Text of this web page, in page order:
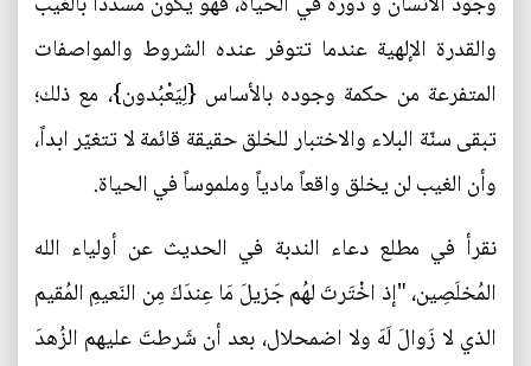
والقدرة الإلهية عندما تتوفر عنده الشروط والمواصفات
المتفرعة من حكمة وجوده بالأساس {لِيَعْبُدون}، مع ذلك؛
تبقى سنّة البلاء والاختبار للخلق حقيقة قائمة لا تتغيّر ابداً،
وأن الغيب لن يخلق واقعاً مادياً وملموساً في الحياة.
نقرأ في مطلع دعاء الندبة في الحديث عن أولياء الله
المُخلَصِين، "إذ اخْتَرتَ لهُم جَزيلَ مَا عِندَكَ مِن النَعيمِ المُقيم
الذي لا زَوالَ لَهَ ولا اضمحلال، بعد أن شَرطتَ عليهم الزُهدَ